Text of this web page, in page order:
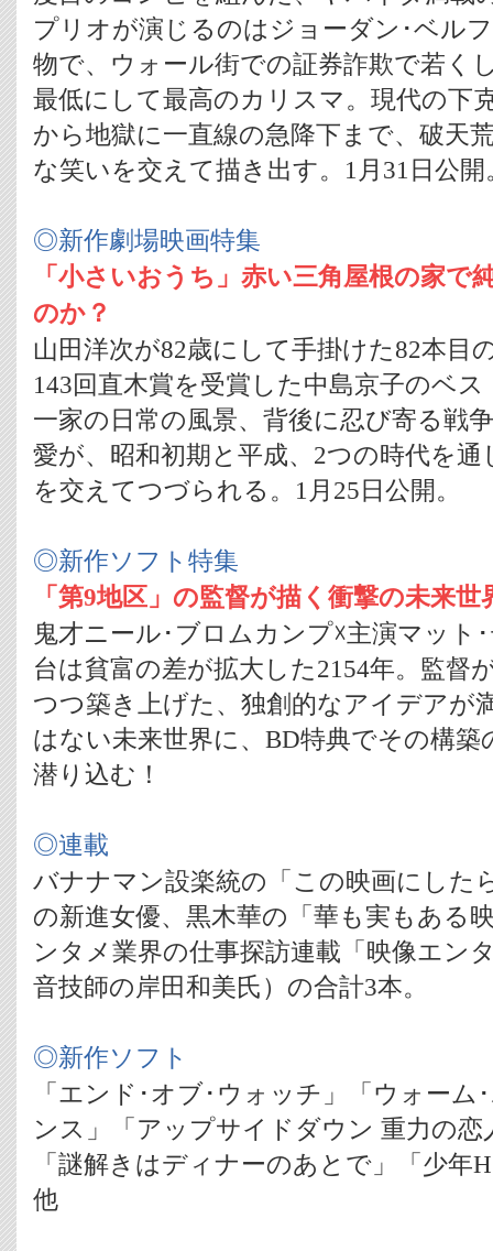
プリオが演じるのはジョーダン･ベル
物で、ウォール街での証券詐欺で若く
最低にして最高のカリスマ。現代の下
から地獄に一直線の急降下まで、破天
な笑いを交えて描き出す。1月31日公開
◎新作劇場映画特集
「小さいおうち」赤い三角屋根の家で
のか？
山田洋次が82歳にして手掛けた82本目
143回直木賞を受賞した中島京子のベ
一家の日常の風景、背後に忍び寄る戦
愛が、昭和初期と平成、2つの時代を通
を交えてつづられる。1月25日公開。
◎新作ソフト特集
「第9地区」の監督が描く衝撃の未来
鬼才ニール･ブロムカンプ☓主演マット
台は貧富の差が拡大した2154年。監督
つつ築き上げた、独創的なアイデアが
はない未来世界に、BD特典でその構
潜り込む！
◎連載
バナナマン設楽統の「この映画にした
の新進女優、黒木華の「華も実もある
ンタメ業界の仕事探訪連載「映像エン
音技師の岸田和美氏）の合計3本。
◎新作ソフト
「エンド･オブ･ウォッチ」「ウォーム
ンス」「アップサイドダウン 重力の恋
「謎解きはディナーのあとで」「少年
他